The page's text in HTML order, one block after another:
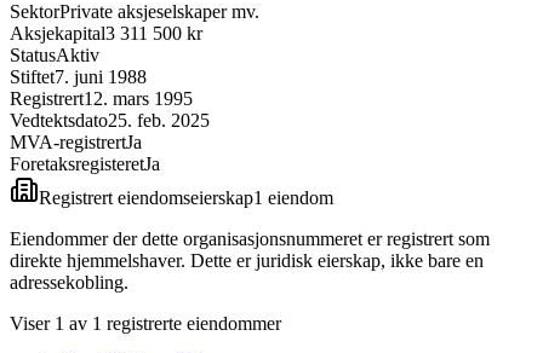
SektorPrivate aksjeselskaper mv.
Aksjekapital3 311 500 kr
StatusAktiv
Stiftet7. juni 1988
Registrert12. mars 1995
Vedtektsdato25. feb. 2025
MVA-registrertJa
ForetaksregisteretJa
Registrert eiendomseierskap1 eiendom
Eiendommer der dette organisasjonsnummeret er registrert som
direkte hjemmelshaver. Dette er juridisk eierskap, ikke bare en
adressekobling.
Viser 1 av 1 registrerte eiendommer